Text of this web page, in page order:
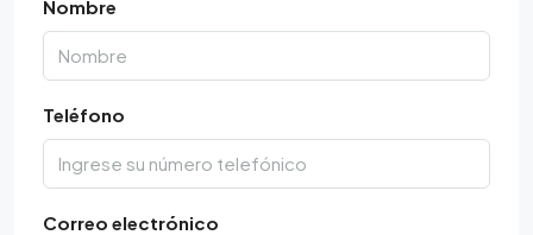
Nombre
Teléfono
Correo electrónico